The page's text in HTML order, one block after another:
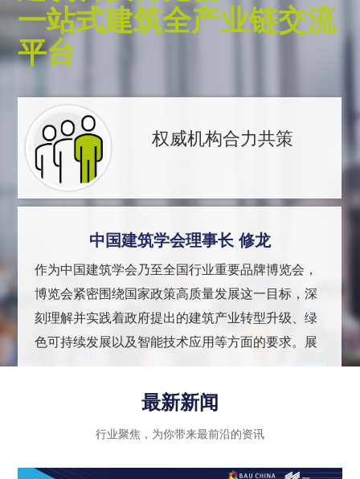
一站式建筑全产业链交流
平台
权威机构合力共策
中国建筑学会理事长 修龙
作为中国建筑学会乃至全国行业重要品牌博览会，
博览会紧密围绕国家政策高质量发展这一目标，深
刻理解并实践着政府提出的建筑产业转型升级、绿
色可持续发展以及智能技术应用等方面的要求。展
用，同时注重政策法规的引导和推动作用，进一步
推动建筑行业向高质量发展迈进。
最新新闻
行业聚焦，为你带来最前沿的资讯